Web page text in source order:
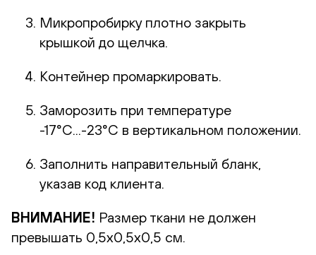
Микропробирку плотно закрыть
крышкой до щелчка.
Контейнер промаркировать.
Заморозить при температуре
-17°С...-23°С в вертикальном положении.
Заполнить направительный бланк,
указав код клиента.
ВНИМАНИЕ! Размер ткани не должен
превышать 0,5х0,5х0,5 см.